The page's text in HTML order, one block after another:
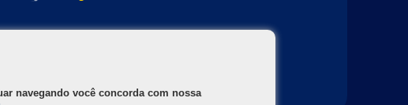
navegando você concorda com nossa